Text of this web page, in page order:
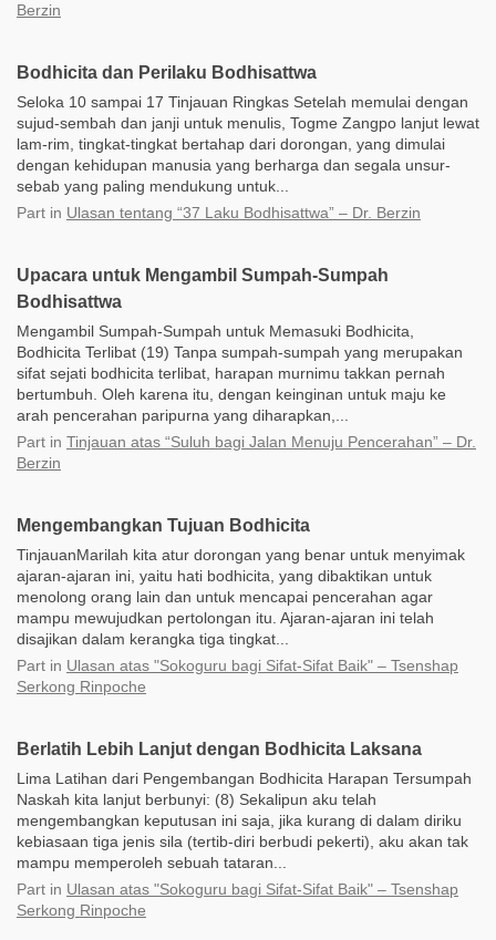
Berzin
Bodhicita dan Perilaku Bodhisattwa
Seloka 10 sampai 17 Tinjauan Ringkas Setelah memulai dengan
sujud-sembah dan janji untuk menulis, Togme Zangpo lanjut lewat
lam-rim, tingkat-tingkat bertahap dari dorongan, yang dimulai
dengan kehidupan manusia yang berharga dan segala unsur-
sebab yang paling mendukung untuk...
Part in Ulasan tentang “37 Laku Bodhisattwa” – Dr. Berzin
Upacara untuk Mengambil Sumpah-Sumpah
Bodhisattwa
Mengambil Sumpah-Sumpah untuk Memasuki Bodhicita,
Bodhicita Terlibat (19) Tanpa sumpah-sumpah yang merupakan
sifat sejati bodhicita terlibat, harapan murnimu takkan pernah
bertumbuh. Oleh karena itu, dengan keinginan untuk maju ke
arah pencerahan paripurna yang diharapkan,...
Part in Tinjauan atas “Suluh bagi Jalan Menuju Pencerahan” – Dr.
Berzin
Mengembangkan Tujuan Bodhicita
TinjauanMarilah kita atur dorongan yang benar untuk menyimak
ajaran-ajaran ini, yaitu hati bodhicita, yang dibaktikan untuk
menolong orang lain dan untuk mencapai pencerahan agar
mampu mewujudkan pertolongan itu. Ajaran-ajaran ini telah
disajikan dalam kerangka tiga tingkat...
Part in Ulasan atas "Sokoguru bagi Sifat-Sifat Baik" – Tsenshap
Serkong Rinpoche
Berlatih Lebih Lanjut dengan Bodhicita Laksana
Lima Latihan dari Pengembangan Bodhicita Harapan Tersumpah
Naskah kita lanjut berbunyi: (8) Sekalipun aku telah
mengembangkan keputusan ini saja, jika kurang di dalam diriku
kebiasaan tiga jenis sila (tertib-diri berbudi pekerti), aku akan tak
mampu memperoleh sebuah tataran...
Part in Ulasan atas "Sokoguru bagi Sifat-Sifat Baik" – Tsenshap
Serkong Rinpoche